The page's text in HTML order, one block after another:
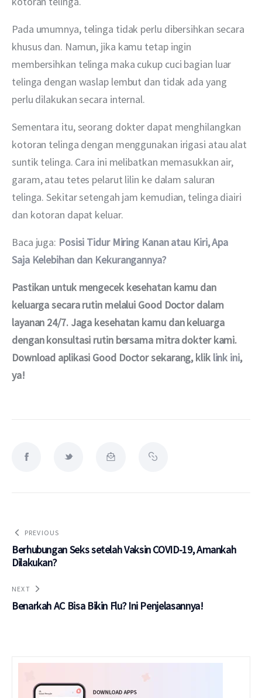
Pada umumnya, telinga tidak perlu dibersihkan secara
khusus dan. Namun, jika kamu tetap ingin
membersihkan telinga maka cukup cuci bagian luar
telinga dengan waslap lembut dan tidak ada yang
perlu dilakukan secara internal.
Sementara itu, seorang dokter dapat menghilangkan
kotoran telinga dengan menggunakan irigasi atau alat
suntik telinga. Cara ini melibatkan memasukkan air,
garam, atau tetes pelarut lilin ke dalam saluran
telinga. Sekitar setengah jam kemudian, telinga diairi
dan kotoran dapat keluar.
Baca juga: Posisi Tidur Miring Kanan atau Kiri, Apa
Saja Kelebihan dan Kekurangannya?
Pastikan untuk mengecek kesehatan kamu dan
keluarga secara rutin melalui Good Doctor dalam
layanan 24/7. Jaga kesehatan kamu dan keluarga
dengan konsultasi rutin bersama mitra dokter kami.
Download aplikasi Good Doctor sekarang, klik link ini,
ya!
PREVIOUS
Berhubungan Seks setelah Vaksin COVID-19, Amankah
Dilakukan?
NEXT
Benarkah AC Bisa Bikin Flu? Ini Penjelasannya!